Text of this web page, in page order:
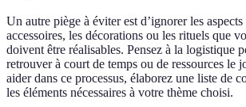
Un autre piège à éviter est d’ignorer les
accessoires, les décorations ou les rituels que
doivent être réalisables. Pensez à la logistique
retrouver à court de temps ou de ressources le
aider dans ce processus, élaborez une liste de
les éléments nécessaires à votre thème choisi.